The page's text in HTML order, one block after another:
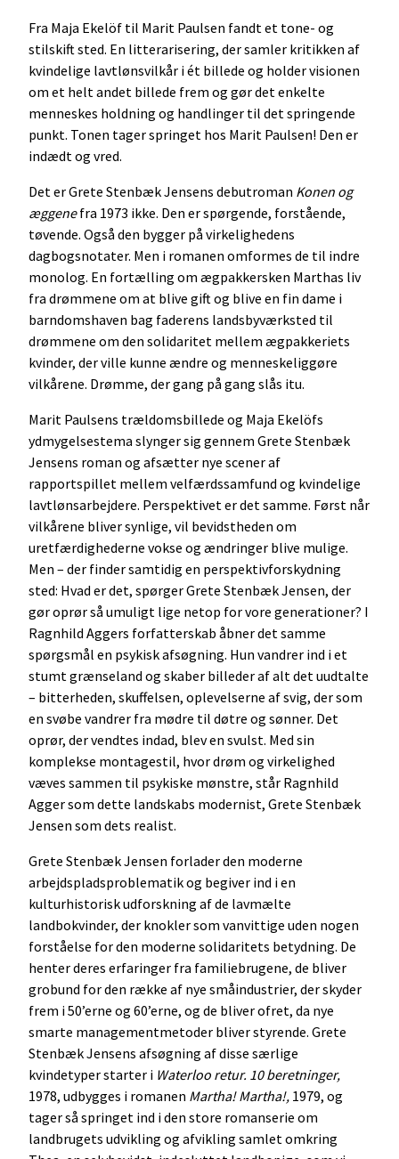
Fra Maja Ekelöf til Marit Paulsen fandt et tone- og
stilskift sted. En litterarisering, der samler kritikken af
kvindelige lavtlønsvilkår i ét billede og holder visionen
om et helt andet billede frem og gør det enkelte
menneskes holdning og handlinger til det springende
punkt. Tonen tager springet hos Marit Paulsen! Den er
indædt og vred.
Det er Grete Stenbæk Jensens debutroman Konen og
æggenefra 1973 ikke. Den er spørgende, forstående,
tøvende. Også den bygger på virkelighedens
dagbogsnotater. Men i romanen omformes de til indre
monolog. En fortælling om ægpakkersken Marthas liv
fra drømmene om at blive gift og blive en fin dame i
barndomshaven bag faderens landsbyværksted til
drømmene om den solidaritet mellem ægpakkeriets
kvinder, der ville kunne ændre og menneskeliggøre
vilkårene. Drømme, der gang på gang slås itu.
Marit Paulsens trældomsbillede og Maja Ekelöfs
ydmygelsestema slynger sig gennem Grete Stenbæk
Jensens roman og afsætter nye scener af
rapportspillet mellem velfærdssamfund og kvindelige
lavtlønsarbejdere. Perspektivet er det samme. Først når
vilkårene bliver synlige, vil bevidstheden om
uretfærdighederne vokse og ændringer blive mulige.
Men – der finder samtidig en perspektivforskydning
sted: Hvad er det, spørger Grete Stenbæk Jensen, der
gør oprør så umuligt lige netop for vore generationer? I
Ragnhild Aggers forfatterskab åbner det samme
spørgsmål en psykisk afsøgning. Hun vandrer ind i et
stumt grænseland og skaber billeder af alt det uudtalte
– bitterheden, skuffelsen, oplevelserne af svig, der som
en svøbe vandrer fra mødre til døtre og sønner. Det
oprør, der vendtes indad, blev en svulst. Med sin
komplekse montagestil, hvor drøm og virkelighed
væves sammen til psykiske mønstre, står Ragnhild
Agger som dette landskabs modernist, Grete Stenbæk
Jensen som dets realist.
Grete Stenbæk Jensen forlader den moderne
arbejdspladsproblematik og begiver ind i en
kulturhistorisk udforskning af de lavmælte
landbokvinder, der knokler som vanvittige uden nogen
forståelse for den moderne solidaritets betydning. De
henter deres erfaringer fra familiebrugene, de bliver
grobund for den række af nye småindustrier, der skyder
frem i 50’erne og 60’erne, og de bliver ofret, da nye
smarte managementmetoder bliver styrende. Grete
Stenbæk Jensens afsøgning af disse særlige
kvindetyper starter i Waterloo retur. 10 beretninger,
1978, udbygges i romanen Martha! Martha!, 1979, og
tager så springet ind i den store romanserie om
landbrugets udvikling og afvikling samlet omkring